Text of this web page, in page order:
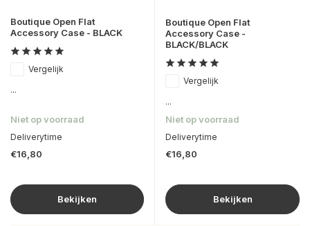
Boutique Open Flat
Accessory Case - BLACK
Vergelijk
...
Niet op voorraad
Deliverytime
€16,80
Bekijken
Boutique Open Flat
Accessory Case -
BLACK/BLACK
Vergelijk
...
Niet op voorraad
Deliverytime
€16,80
Bekijken